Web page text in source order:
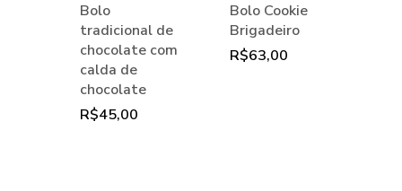
Bolo
tradicional de
chocolate com
calda de
chocolate
R$45,00
Bolo Cookie
Brigadeiro
R$63,00